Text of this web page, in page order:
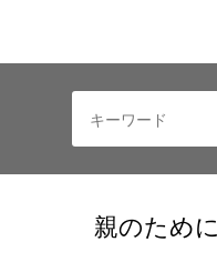
親のため